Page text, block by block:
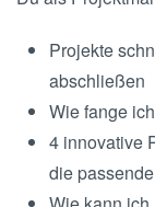
Projekte
abschließen
Wie fange
4 innovative
die